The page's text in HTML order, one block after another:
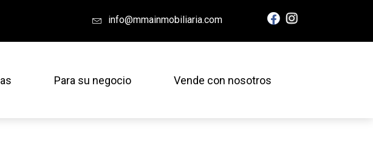
info@mmainmobiliaria.com
Para su negocio Vende con nosotros